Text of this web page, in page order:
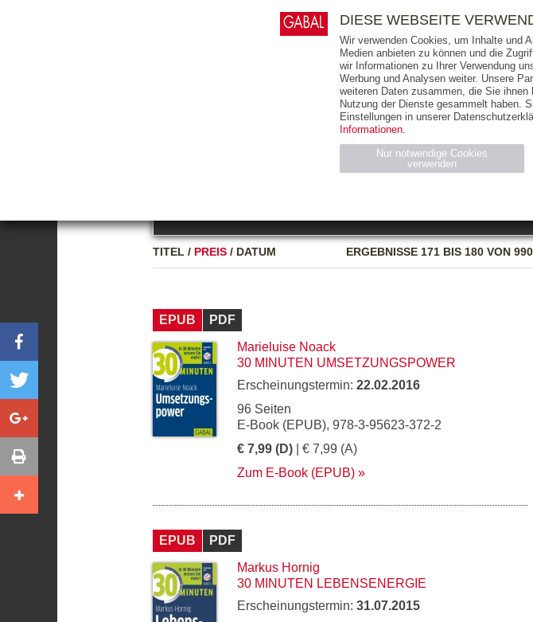
AUSGABEART
TITEL / PREIS / DATUM ERGEBNISSE171 BIS 180 VON 990
EPUB
PDF
Marieluise Noack
30 MINUTEN UMSETZUNGSPOWER
Erscheinungstermin: 22.02.2016
96 Seiten
E-Book (EPUB), 978-3-95623-372-2
€ 7,99 (D) | € 7,99 (A)
Zum E-Book (EPUB)
EPUB
PDF
Markus Hornig
30 MINUTEN LEBENSENERGIE
Erscheinungstermin: 31.07.2015
E-BOOKS AUDIO-CDS MP3 NON-
THEMEN
RIGHTS PRESSE
DIESE WEBSEITE
Wir verwenden Cookies, um Inhalte und
Medien anbieten zu können und die
wir Informationen zu Ihrer Verwendung
Werbung und Analysen weiter. Unsere
weiteren Daten zusammen, die Sie
Nutzung der Dienste gesammelt haben.
Einstellungen in unserer
Informationen.
Nur notwendige Cookies
verwenden
Name Anbieter Zweck
CMS_SESSION_ID
gabal-
Wird für die